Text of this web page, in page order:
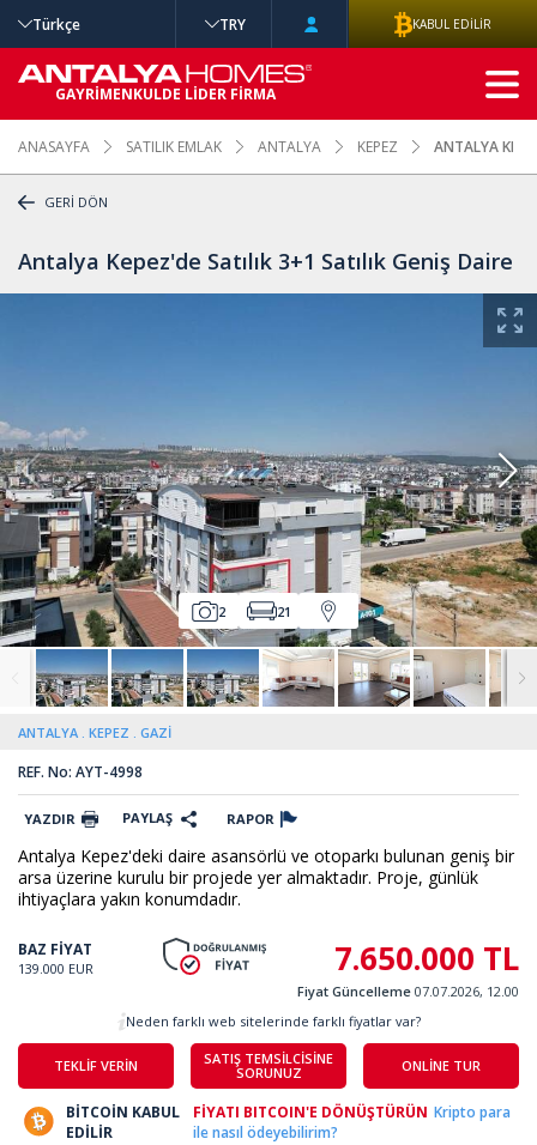
ANASAYFA SATILIK EMLAK ANTALYA KEPEZ ANTALYA
GERİ DÖN
Antalya Kepez'de Satılık 3+1 Satılık Geniş Daire
2 21
ANTALYA KEPEZ GAZİ
REF. No: AYT-4998
YAZDIR PAYLAŞ RAPOR
Antalya Kepez'deki daire asansörlü ve otoparkı bulunan geniş bir
arsa üzerine kurulu bir projede yer almaktadır. Proje, günlük
ihtiyaçlara yakın konumdadır.
BAZ FİYAT
139.000 EUR 7.650.000 TL
Fiyat Güncelleme 07.07.2026, 12.00
TEKLİF VERİN
SATIŞ TEMSİLCİSİNE
SORUNUZ
ONLİNE TUR
Neden farklı web sitelerinde farklı fiyatlar var?
BİTCOİN KABUL
EDİLİR
FİYATI BITCOIN'E DÖNÜŞTÜRÜN Kripto para
ile nasıl ödeyebilirim?
Türkçe TRY KABUL EDİLİR
GAYRİMENKULDE LİDER FİRMA
GELİŞMİŞ
ARAMA